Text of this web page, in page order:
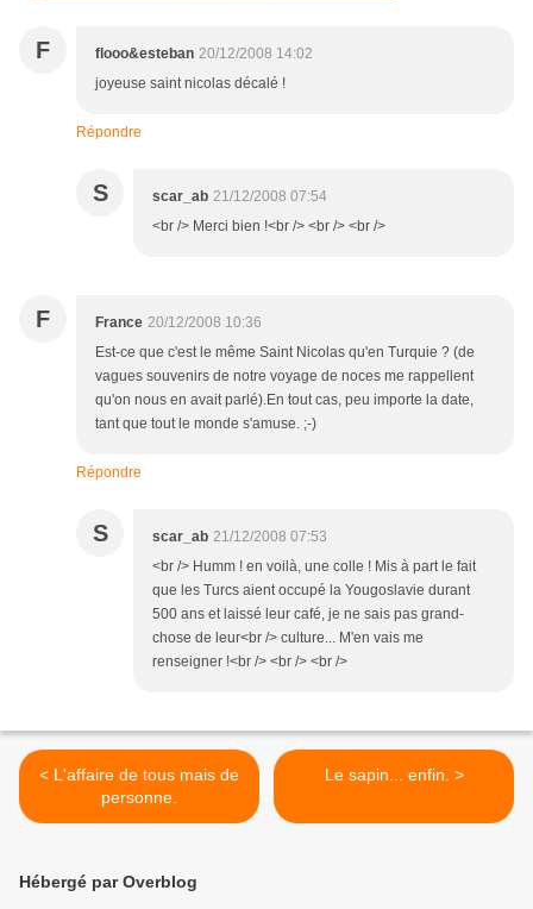
F flooo&esteban 20/12/2008 14:02
joyeuse saint nicolas décalé !
Répondre
S scar_ab 21/12/2008 07:54
<br /> Merci bien !<br /> <br /> <br />
F France 20/12/2008 10:36
Est-ce que c'est le même Saint Nicolas qu'en Turquie ? (de
vagues souvenirs de notre voyage de noces me rappellent
qu'on nous en avait parlé).En tout cas, peu importe la date,
tant que tout le monde s'amuse. ;-)
Répondre
S scar_ab 21/12/2008 07:53
<br /> Humm ! en voilà, une colle ! Mis à part le fait
que les Turcs aient occupé la Yougoslavie durant
500 ans et laissé leur café, je ne sais pas grand-
chose de leur<br /> culture... M'en vais me
renseigner !<br /> <br /> <br />
< L'affaire de tous mais de
personne.
Le sapin... enfin. >
Hébergé par Overblog